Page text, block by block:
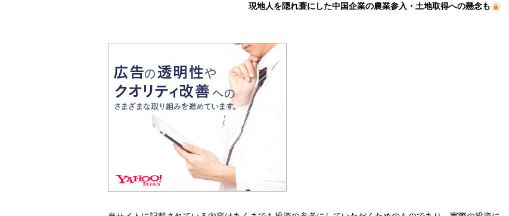
現地人を隠れ蓑にした中国企業の農業参入・土地取得への懸念も